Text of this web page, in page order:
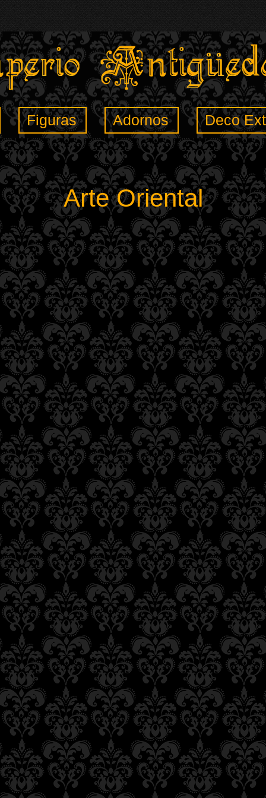
Figuras Adornos Deco
Arte Oriental